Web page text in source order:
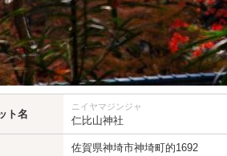
ト名
ニイヤマジンジャ
仁比山神社
佐賀県神埼市神埼町的1692